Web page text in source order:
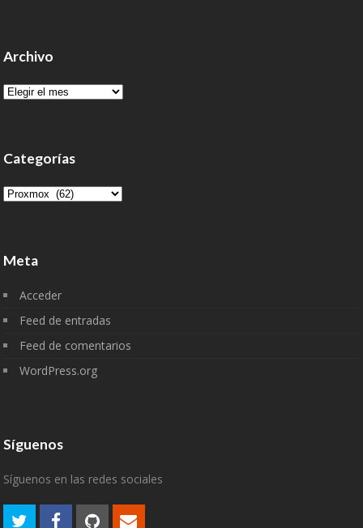
Archivo
Archivo
Categorías
Categorías
Meta
Acceder
Feed de entradas
Feed de comentarios
WordPress.org
Síguenos
Síguenos en las redes sociales